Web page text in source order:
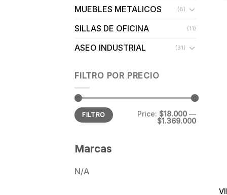
MUEBLES METALICOS (8)
SILLAS DE OFICINA (11)
ASEO INDUSTRIAL (31)
FILTRO POR PRECIO
Min
price
Max
priceFILTRO Price: $18.000 —
$1.369.000
Marcas
N/A